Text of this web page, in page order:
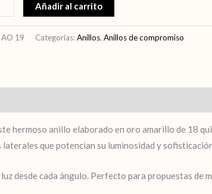
Añadir al carrito
AO 19 Categorías:Anillos,Anillos de compromiso
hermoso anillo elaborado en oro amarillo de 18
que potencian su luminosidad y
desde cada ángulo. Perfecto para propuestas de